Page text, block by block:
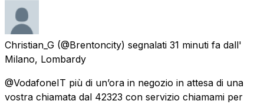
Christian_G (@Brentoncity) segnalati 31 minuti fa dall'
Milano, Lombardy
@VodafoneIT più di un’ora in negozio in attesa di una
vostra chiamata dal 42323 con servizio chiamami per